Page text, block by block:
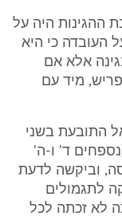
ההגינות היה על
העובדה כי היא
אלא אם
מיד עם
התובעת בשני
מיום 24.7.08 ומיום 28.7.08 (נספחים ד' ו-ה'
וביקשה לדעת
לתגמולים
לא זכתה לכל